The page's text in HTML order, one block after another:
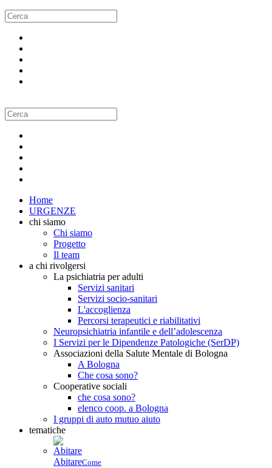
Home
URGENZE
chi siamo
Chi siamo
Progetto
Il team
a chi rivolgersi
La psichiatria per adulti
Servizi sanitari
Servizi socio-sanitari
L'accoglienza
Percorsi terapeutici e riabilitativi
Neuropsichiatria infantile e dell’adolescenza
I Servizi per le Dipendenze Patologiche (SerDP)
Associazioni della Salute Mentale di Bologna
A Bologna
Che cosa sono?
Cooperative sociali
che cosa sono?
elenco coop. a Bologna
I gruppi di auto mutuo aiuto
tematiche
AbitareCome